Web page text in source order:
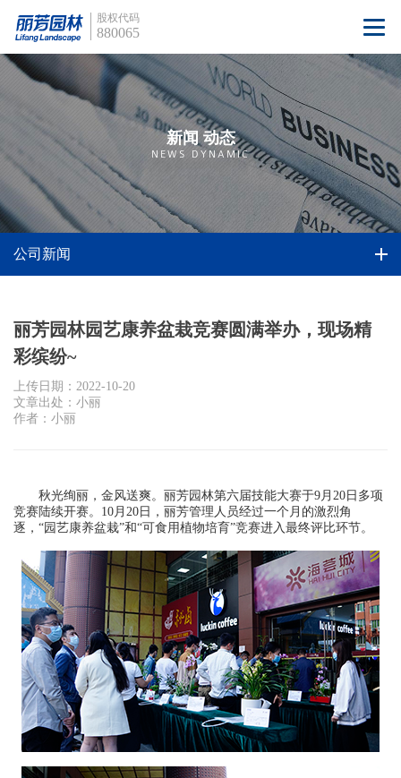
股权代码
880065
新闻 动态
NEWS DYNAMIC
公司新闻
丽芳园林园艺康养盆栽竞赛圆满举办，现场精
彩缤纷~
上传日期：2022-10-20
文章出处：小丽
作者：小丽
秋光绚丽，金风送爽。丽芳园林第六届技能大赛于9月20日多项
竞赛陆续开赛。10月20日，丽芳管理人员经过一个月的激烈角
逐，“园艺康养盆栽”和“可食用植物培育”竞赛进入最终评比环节。